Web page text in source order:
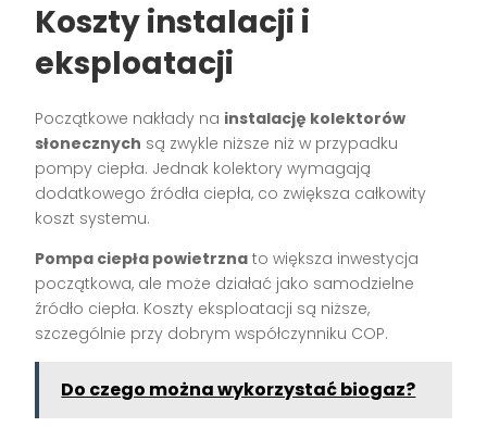
Koszty instalacji i
eksploatacji
Początkowe nakłady na instalację kolektorów
słonecznych są zwykle niższe niż w przypadku
pompy ciepła. Jednak kolektory wymagają
dodatkowego źródła ciepła, co zwiększa całkowity
koszt systemu.
Pompa ciepła powietrzna to większa inwestycja
początkowa, ale może działać jako samodzielne
źródło ciepła. Koszty eksploatacji są niższe,
szczególnie przy dobrym współczynniku COP.
Do czego można wykorzystać biogaz?